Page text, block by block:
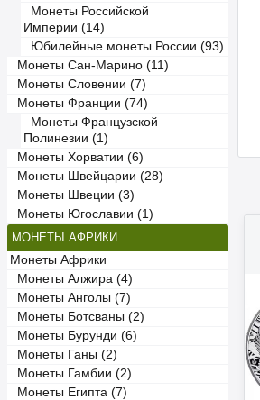
Монеты Российской
Империи (14)
Юбилейные монеты России (93)
Монеты Сан-Марино (11)
Монеты Словении (7)
Монеты Франции (74)
Монеты Французской
Полинезии (1)
Монеты Хорватии (6)
Монеты Швейцарии (28)
Монеты Швеции (3)
Монеты Югославии (1)
МОНЕТЫ АФРИКИ
Монеты Африки
Монеты Алжира (4)
Монеты Анголы (7)
Монеты Ботсваны (2)
Монеты Бурунди (6)
Монеты Ганы (2)
Монеты Гамбии (2)
Монеты Египта (7)